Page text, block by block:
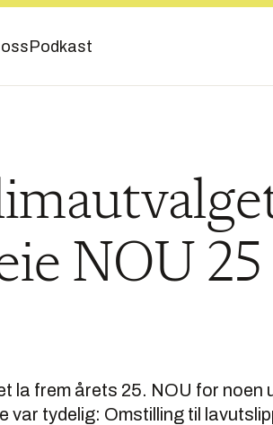
Podkast
NOU
la frem årets 25. NOU for noen
tydelig: Omstilling til